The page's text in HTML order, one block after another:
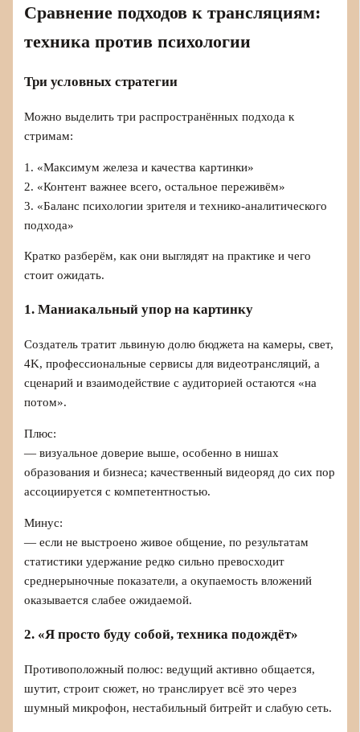
Сравнение подходов к трансляциям:
техника против психологии
Три условных стратегии
Можно выделить три распространённых подхода к
стримам:
1. «Максимум железа и качества картинки»
2. «Контент важнее всего, остальное переживём»
3. «Баланс психологии зрителя и технико-аналитического
подхода»
Кратко разберём, как они выглядят на практике и чего
стоит ожидать.
1. Маниакальный упор на картинку
Создатель тратит львиную долю бюджета на камеры, свет,
4K, профессиональные сервисы для видеотрансляций, а
сценарий и взаимодействие с аудиторией остаются «на
потом».
Плюс:
— визуальное доверие выше, особенно в нишах
образования и бизнеса; качественный видеоряд до сих пор
ассоциируется с компетентностью.
Минус:
— если не выстроено живое общение, по результатам
статистики удержание редко сильно превосходит
среднерыночные показатели, а окупаемость вложений
оказывается слабее ожидаемой.
2. «Я просто буду собой, техника подождёт»
Противоположный полюс: ведущий активно общается,
шутит, строит сюжет, но транслирует всё это через
шумный микрофон, нестабильный битрейт и слабую сеть.